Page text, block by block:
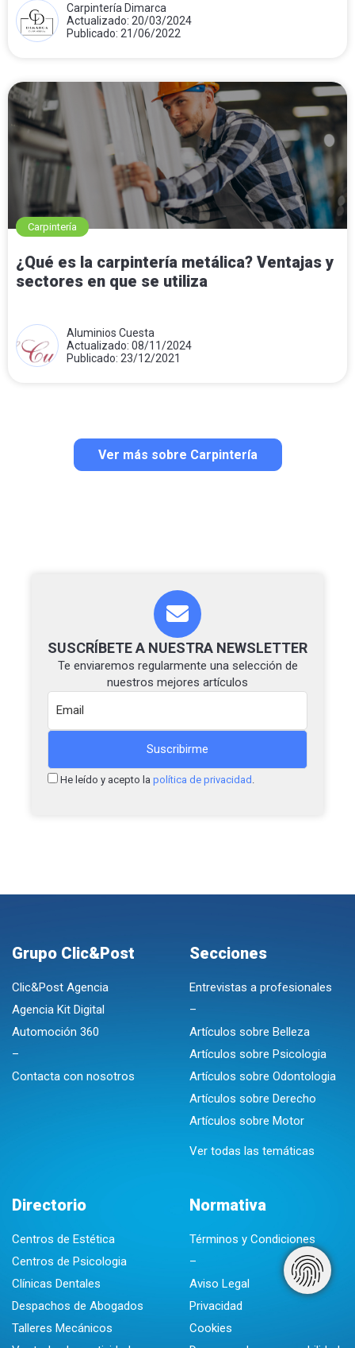
Carpintería Dimarca
Actualizado: 20/03/2024
Publicado: 21/06/2022
Carpintería
¿Qué es la carpintería metálica? Ventajas y
sectores en que se utiliza
Aluminios Cuesta
Actualizado: 08/11/2024
Publicado: 23/12/2021
Ver más sobre Carpintería
SUSCRÍBETE A NUESTRA NEWSLETTER
Te enviaremos regularmente una selección de
nuestros mejores artículos
He leído y acepto la política de privacidad
Grupo Clic&Post
Clic&Post Agencia
Agencia Kit Digital
Automoción 360
–
Contacta con nosotros
Secciones
Entrevistas a profesionales
–
Artículos sobre Belleza
Artículos sobre Psicologia
Artículos sobre Odontologia
Artículos sobre Derecho
Artículos sobre Motor
Ver todas las temáticas
Directorio
Centros de Estética
Centros de Psicologia
Clínicas Dentales
Despachos de Abogados
Talleres Mecánicos
Normativa
Términos y Condiciones
–
Aviso Legal
Privacidad
Cookies